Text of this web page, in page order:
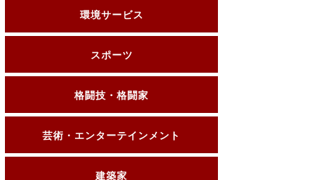
環境サービス
スポーツ
格闘技・格闘家
芸術・エンターテインメント
建築家